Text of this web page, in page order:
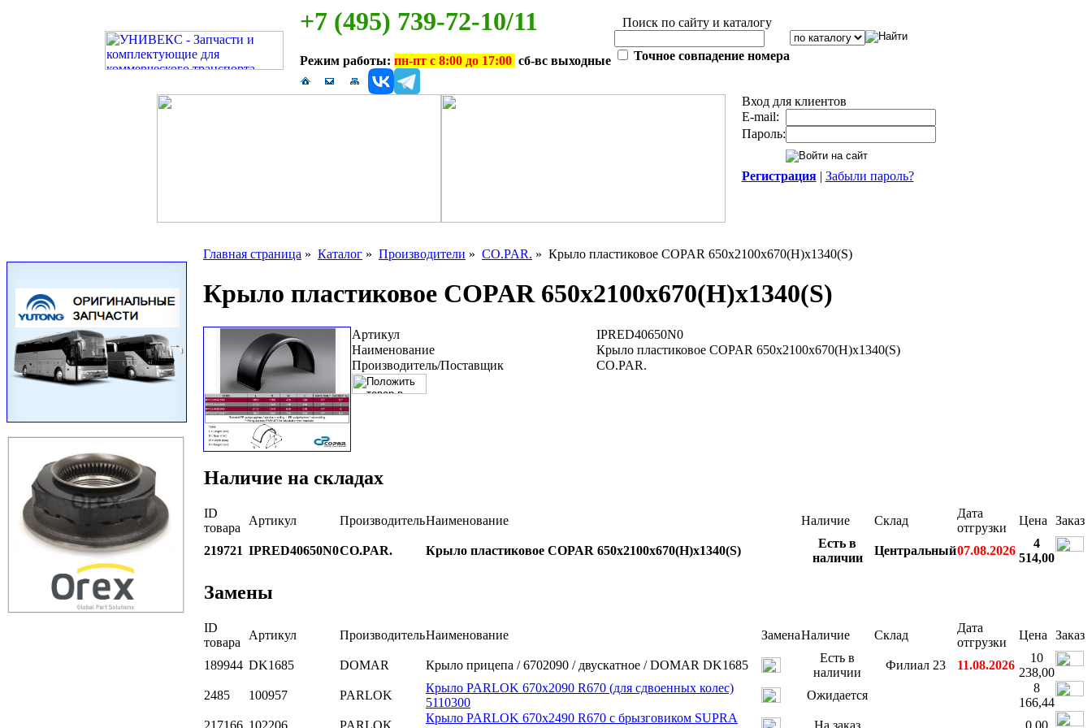
+7 (495) 739-72-10/11
Режим работы: пн-пт с 8:00 до 17:00 сб-вс выходные
Поиск по сайту и каталогу
Точное совпадение номера
Вход для клиентов
E-mail:
Пароль:
Регистрация| Забыли пароль?
Главная страница » Каталог » Производители » CO.PAR. » Крыло пластиковое COPAR 650х2100х670(H)х1340(S)
Крыло пластиковое COPAR 650х2100х670(H)х1340(S)
Артикул
IPRED40650N0
Наименование
Крыло пластиковое COPAR 650х2100х670(H)х1340(S)
Производитель/Поставщик
CO.PAR.
Наличие на складах
ID
товара
Артикул ПроизводительНаименование Наличие Склад
Дата
отгрузки
Цена Заказ
219721 IPRED40650N0CO.PAR. Крыло пластиковое COPAR 650х2100х670(H)х1340(S)
Есть в
наличии
Центральный07.08.2026
4
514,00
Замены
ID
товара
Артикул ПроизводительНаименование ЗаменаНаличие Склад
Дата
отгрузки
Цена Заказ
189944 DK1685 DOMAR Крыло прицепа / 6702090 / двускатное / DOMAR DK1685
Есть в
наличии
Филиал 23 11.08.2026
10
238,00
2485
100957 PARLOK
Крыло PARLOK 670x2090 R670 (для сдвоенных колес)
5110300
Ожидается
8
166,44
217166 102206 PARLOK
Крыло PARLOK 670x2490 R670 с брызговиком SUPRA
На заказ 0,00